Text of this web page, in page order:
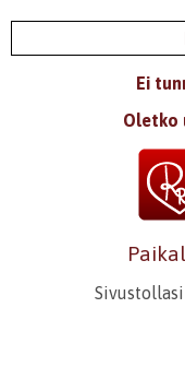
Ei
Oletko